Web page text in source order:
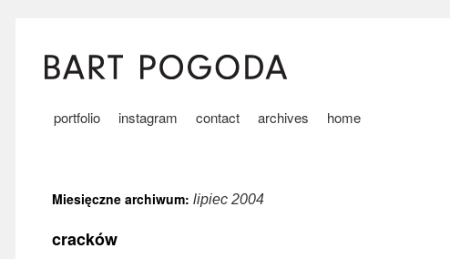
portfolio instagram contact archives home
Miesięczne archiwum: lipiec 2004
cracków